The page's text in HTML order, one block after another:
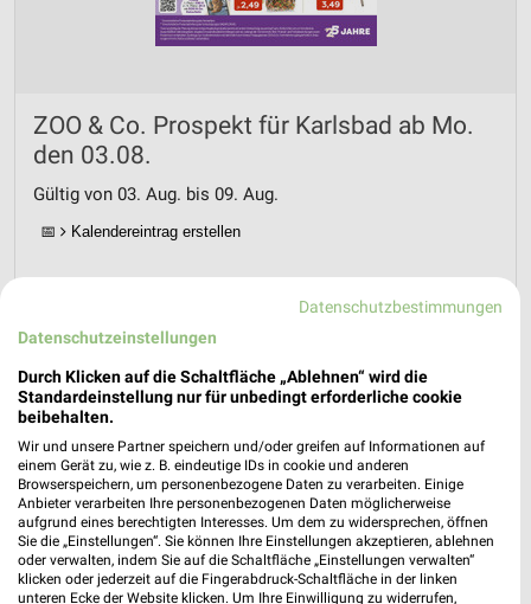
ZOO & Co. Prospekt für Karlsbad ab Mo.
den 03.08.
Gültig von 03. Aug. bis 09. Aug.
📅 Kalendereintrag erstellen
PROSPEKT BLÄTTERN
MEHR PROSPEKTE
weekli - Prospekte & Angebote App
Datenschutzbestimmungen
Datenschutzeinstellungen
Durch Klicken auf die Schaltfläche „Ablehnen“ wird die
Standardeinstellung nur für unbedingt erforderliche cookie
beibehalten.
Wir und unsere Partner speichern und/oder greifen auf Informationen auf
einem Gerät zu, wie z. B. eindeutige IDs in cookie und anderen
Browserspeichern, um personenbezogene Daten zu verarbeiten. Einige
Anbieter verarbeiten Ihre personenbezogenen Daten möglicherweise
aufgrund eines berechtigten Interesses. Um dem zu widersprechen, öffnen
Sie die „Einstellungen“. Sie können Ihre Einstellungen akzeptieren, ablehnen
oder verwalten, indem Sie auf die Schaltfläche „Einstellungen verwalten“
klicken oder jederzeit auf die Fingerabdruck-Schaltfläche in der linken
unteren Ecke der Website klicken. Um Ihre Einwilligung zu widerrufen,